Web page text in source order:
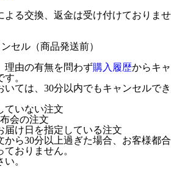
る交換、返金は受け付けておりませ
セル（商品発送前）
理由の有無を問わず購入履歴からキャ
。
ては、30分以内でもキャンセルでき
ていない注文
会の注文
届け日を指定している注文
から30分以上過ぎた場合、お客様都合
おりません。
。